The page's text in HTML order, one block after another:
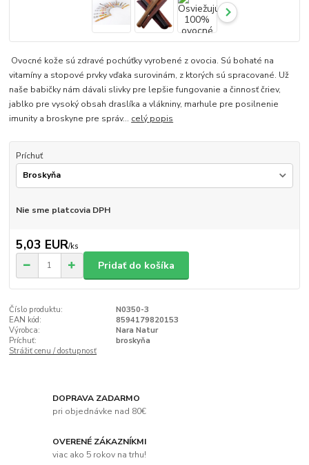
Ovocné kože sú zdravé pochúťky vyrobené z ovocia. Sú bohaté na
vitamíny a stopové prvky vďaka surovinám, z ktorých sú spracované. Už
naše babičky nám dávali slivky pre lepšie fungovanie a činnosť čriev,
jablko pre vysoký obsah draslíka a vlákniny, marhule pre posilnenie
imunity a broskyne pre správ... celý popis
Príchuť
Nie sme platcovia DPH
5,03 EUR/ks
Pridať do košíka
Číslo produktu:
N0350-3
EAN kód:
8594179820153
Výrobca:
Nara Natur
Príchuť:
broskyňa
Strážiť cenu / dostupnosť
DOPRAVA ZADARMO
pri objednávke nad 80€
OVERENÉ ZÁKAZNÍKMI
viac ako 5 rokov na trhu!